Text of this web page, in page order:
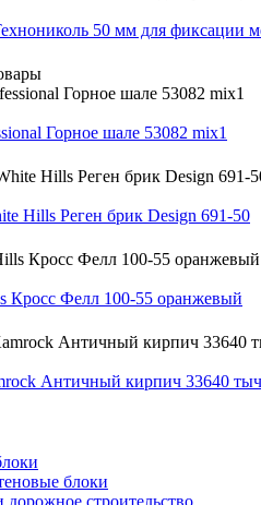
50 мм для фиксации
Горное шале 53082 mix1
Hills Реген брик Design 691-50
Кросс Фелл 100-55 оранжевый
Античный кирпич 33640
блоки
дорожное строительство